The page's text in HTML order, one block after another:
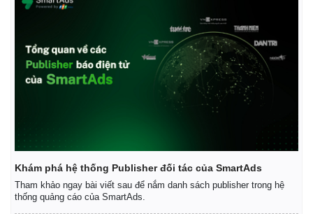
Khám phá hệ thống Publisher đối tác của SmartAds
Tham khảo ngay bài viết sau để nắm danh sách publisher trong hệ
thống quảng cáo của SmartAds.